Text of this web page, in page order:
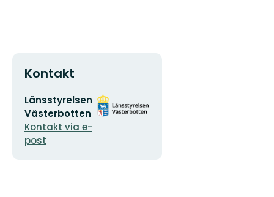
Kontakt
E-
postadress
Länsstyrelsen
Västerbotten
Kontakt via e-
post
Organisationens
logotyp